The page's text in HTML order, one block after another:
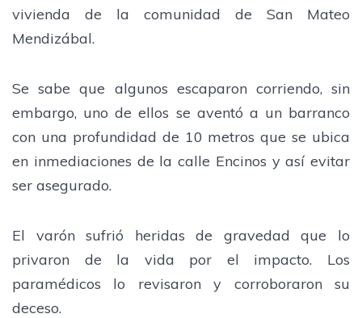
vivienda de la comunidad de San Mateo
Mendizábal.
Se sabe que algunos escaparon corriendo, sin
embargo, uno de ellos se aventó a un barranco
con una profundidad de 10 metros que se ubica
en inmediaciones de la calle Encinos y así evitar
ser asegurado.
El varón sufrió heridas de gravedad que lo
privaron de la vida por el impacto. Los
paramédicos lo revisaron y corroboraron su
deceso.